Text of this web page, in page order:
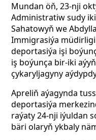
Mundan öň, 23-nji
Administratiw sudy
Sahatowyň we
Immigrasiýa
deportasiýa işi
iş boýunça bir-iki
çykaryljagyny
Apreliň aýagynda
deportasiýa
raýaty 24-nji iýuldan
bäri olaryň ykbaly